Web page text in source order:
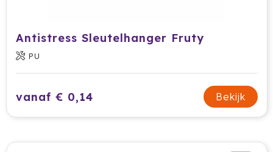
Iqoniq
IZY
Janzen
JBL
JENS Living
Antistress Sleutelhanger Fruty
PU
vanaf € 0,14 Bekijk